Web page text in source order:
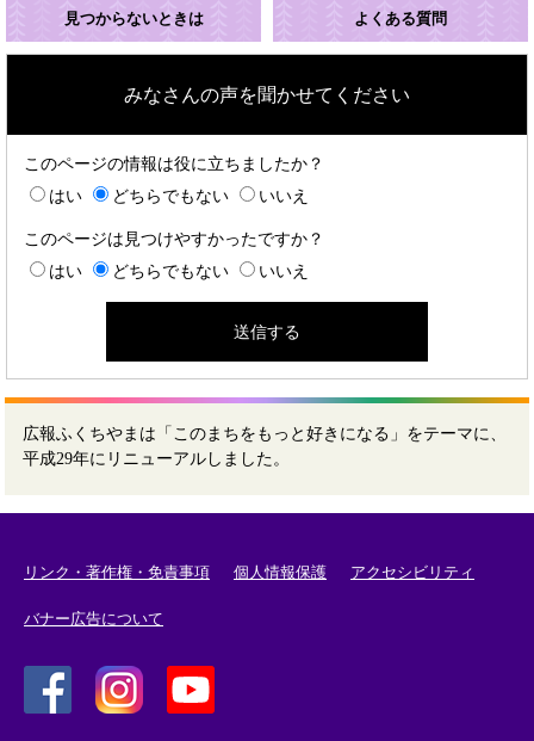
見つからないときは よくある質問
みなさんの声を聞かせてください
このページの情報は役に立ちましたか？
はい
どちらでもない いいえ
このページは見つけやすかったですか？
はい
どちらでもない いいえ
広報ふくちやまは「このまちをもっと好きになる」をテーマに、
平成29年にリニューアルしました。
リンク・著作権・免責事項 個人情報保護 アクセシビリティ
バナー広告について